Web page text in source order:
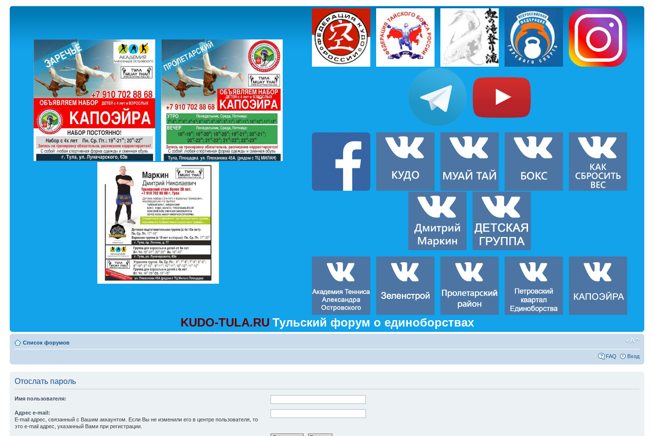
KUDO-TULA.RU Тульский форум о единоборствах
Список форумов
FAQ Вход
Отослать пароль
Имя пользователя:
Адрес e-mail:
E-mail адрес, связанный с Вашим аккаунтом. Если Вы не изменили его в центре пользователя, то
это e-mail адрес, указанный Вами при регистрации.